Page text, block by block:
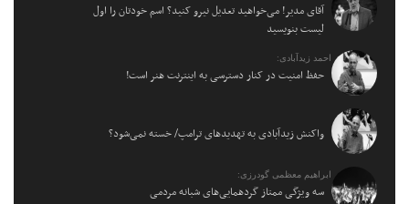
آقای مدیر! می‌خواهید تعدیل نیرو کنید؟ اسم خودتان را اول
لیست بنویسید
احمد زیدآبادی:
حفظ امنیت در کنار دسترسی به اینترنت هنر است!
واکنش زیدآبادی به تهدیدهای ترامپ/ خسته نمی‌شود؟
ابراهیم معظمی گودرزی:
سه ویژگی ممتاز گردهمایی‌های شبانه مردمی